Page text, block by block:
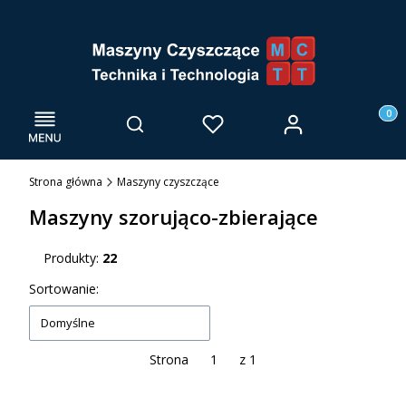
Menu Otwórz wyszukiwarkę
Szukaj Ulubione Zaloguj się
Strona główna Maszyny czyszczące
Maszyny szorująco-zbierające
Produkty: 22
Lista produktów
Sortowanie:
Domyślne
Strona z 1